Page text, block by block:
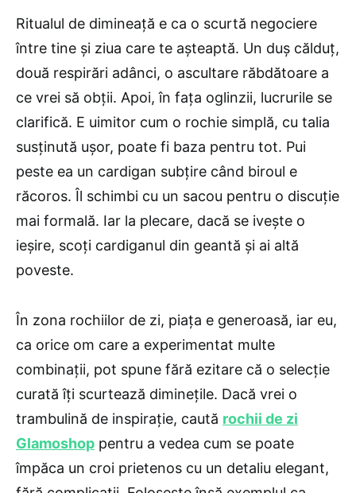
Ritualul de dimineață e ca o scurtă negociere
între tine și ziua care te așteaptă. Un duș călduț,
două respirări adânci, o ascultare răbdătoare a
ce vrei să obții. Apoi, în fața oglinzii, lucrurile se
clarifică. E uimitor cum o rochie simplă, cu talia
susținută ușor, poate fi baza pentru tot. Pui
peste ea un cardigan subțire când biroul e
răcoros. Îl schimbi cu un sacou pentru o discuție
mai formală. Iar la plecare, dacă se ivește o
ieșire, scoți cardiganul din geantă și ai altă
poveste.
În zona rochiilor de zi, piața e generoasă, iar eu,
ca orice om care a experimentat multe
combinații, pot spune fără ezitare că o selecție
curată îți scurtează diminețile. Dacă vrei o
trambulină de inspirație, caută rochii de zi
Glamoshop pentru a vedea cum se poate
împăca un croi prietenos cu un detaliu elegant,